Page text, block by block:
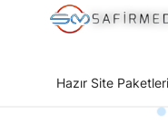
Hazır Site